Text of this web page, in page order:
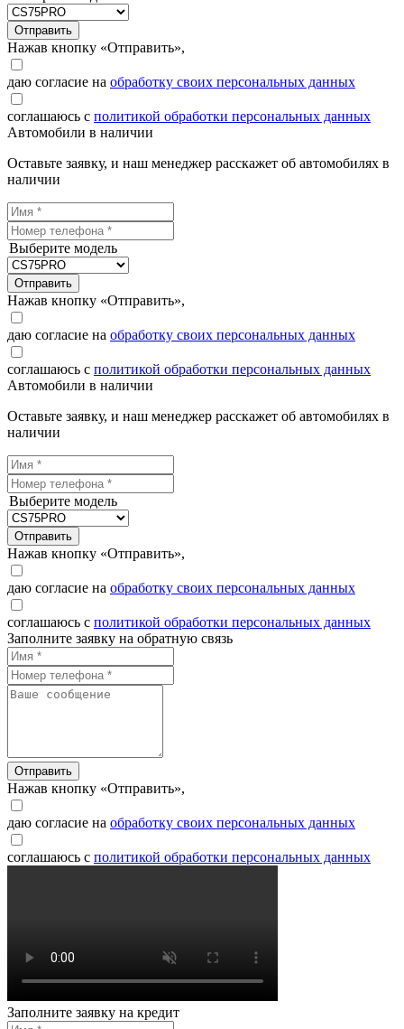
Отправить
Нажав кнопку «Отправить»,
даю согласие на обработку своих персональных данных
соглашаюсь с политикой обработки персональных данных
Автомобили в наличии
Оставьте заявку, и наш менеджер расскажет об автомобилях в
наличии
Выберите модель
Отправить
Нажав кнопку «Отправить»,
даю согласие на обработку своих персональных данных
соглашаюсь с политикой обработки персональных данных
Автомобили в наличии
Оставьте заявку, и наш менеджер расскажет об автомобилях в
наличии
Выберите модель
Отправить
Нажав кнопку «Отправить»,
даю согласие на обработку своих персональных данных
соглашаюсь с политикой обработки персональных данных
Заполните заявку на обратную связь
Отправить
Нажав кнопку «Отправить»,
даю согласие на обработку своих персональных данных
соглашаюсь с политикой обработки персональных данных
Заполните заявку на кредит